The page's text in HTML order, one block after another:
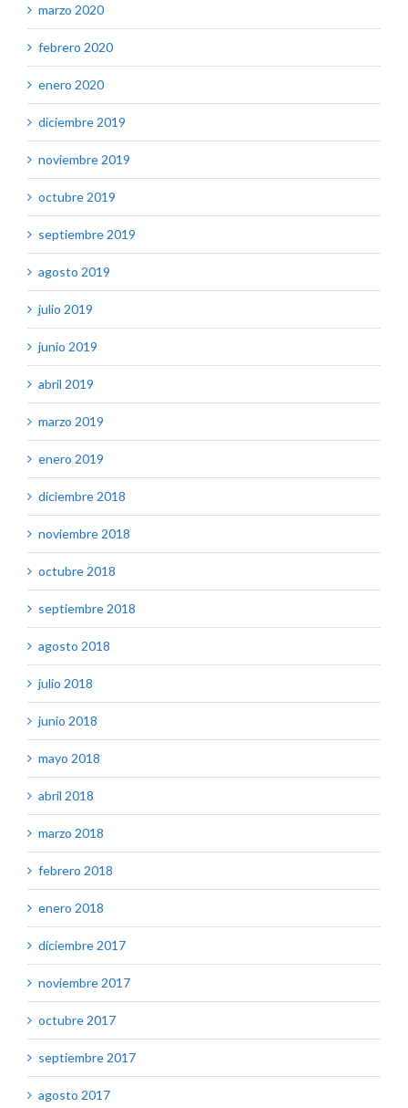
marzo 2020
febrero 2020
enero 2020
diciembre 2019
noviembre 2019
octubre 2019
septiembre 2019
agosto 2019
julio 2019
junio 2019
abril 2019
marzo 2019
enero 2019
diciembre 2018
noviembre 2018
octubre 2018
septiembre 2018
agosto 2018
julio 2018
junio 2018
mayo 2018
abril 2018
marzo 2018
febrero 2018
enero 2018
diciembre 2017
noviembre 2017
octubre 2017
septiembre 2017
agosto 2017